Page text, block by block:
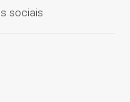
sociais